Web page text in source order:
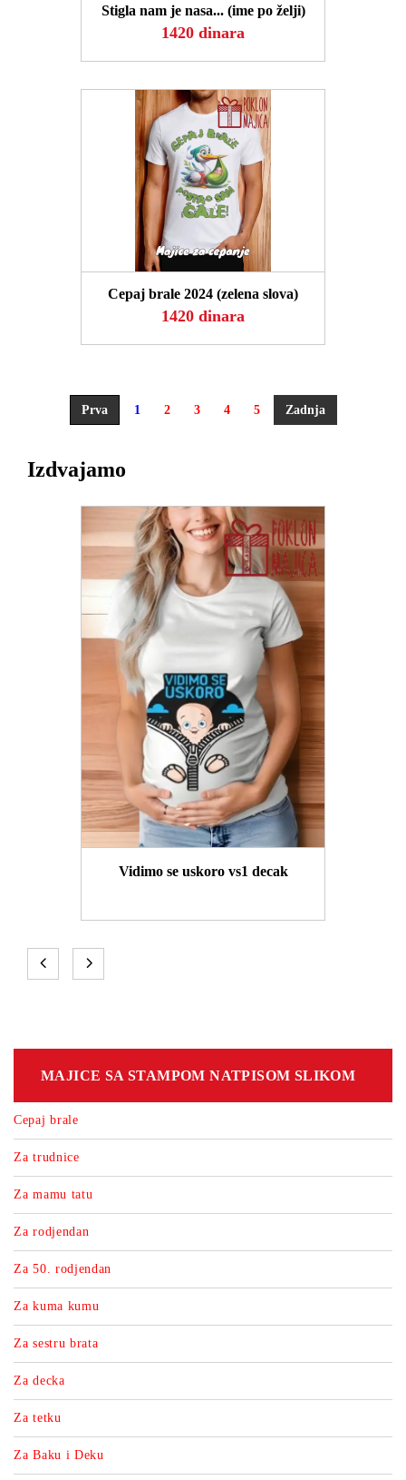
Stigla nam je nasa... (ime po želji)
1420 dinara
POGLEDAJ
Cepaj brale 2024 (zelena slova)
1420 dinara
Prva 1 2 3 4 5 Zadnja
Izdvajamo
Vidimo se uskoro vs1 decak
MAJICE SA STAMPOM NATPISOM SLIKOM
Cepaj brale
Za trudnice
Za mamu tatu
Za rodjendan
Za 50. rodjendan
Za kuma kumu
Za sestru brata
Za decka
Za tetku
Za Baku i Deku